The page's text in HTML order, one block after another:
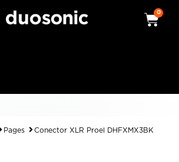
0
Pages Conector XLR Proel DHFXMX3BK